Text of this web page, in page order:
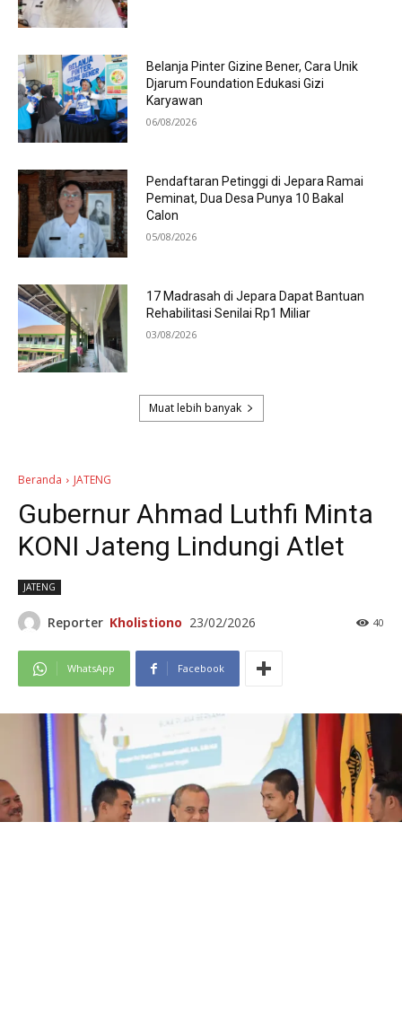
Belanja Pinter Gizine Bener, Cara Unik
Djarum Foundation Edukasi Gizi
Karyawan
06/08/2026
Pendaftaran Petinggi di Jepara Ramai
Peminat, Dua Desa Punya 10 Bakal
Calon
05/08/2026
17 Madrasah di Jepara Dapat Bantuan
Rehabilitasi Senilai Rp1 Miliar
03/08/2026
Muat lebih banyak